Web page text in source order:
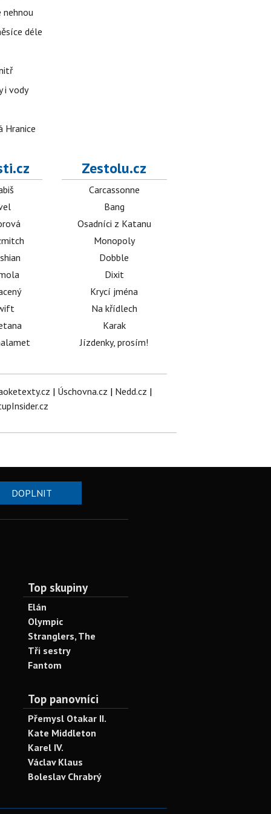
nehnou
déle
i vody
Hranice
Zestolu.cz
Carcassonne
Bang
Osadníci z Katanu
Monopoly
Dobble
Dixit
Krycí jména
Na křídlech
Karak
Jízdenky, prosím!
| Úschovna.cz | Nedd.cz |
DOPLNIT
Top skupiny
Elán
Olympic
Stranglers, The
Tři sestry
Fantom
Top panovníci
Přemysl Otakar II.
Kate Middleton
Karel IV.
Václav Klaus
Boleslav Chrabrý